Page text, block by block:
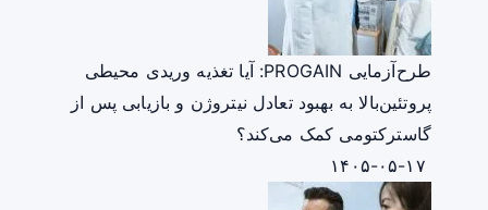
طرح‌آزمایی PROGAIN: آیا تغذیه وریدی محیطی
پروتئین‌بالا به بهبود تعادل نیتروژن و بازیابی پس از
گاسترکتومی کمک می‌کند؟